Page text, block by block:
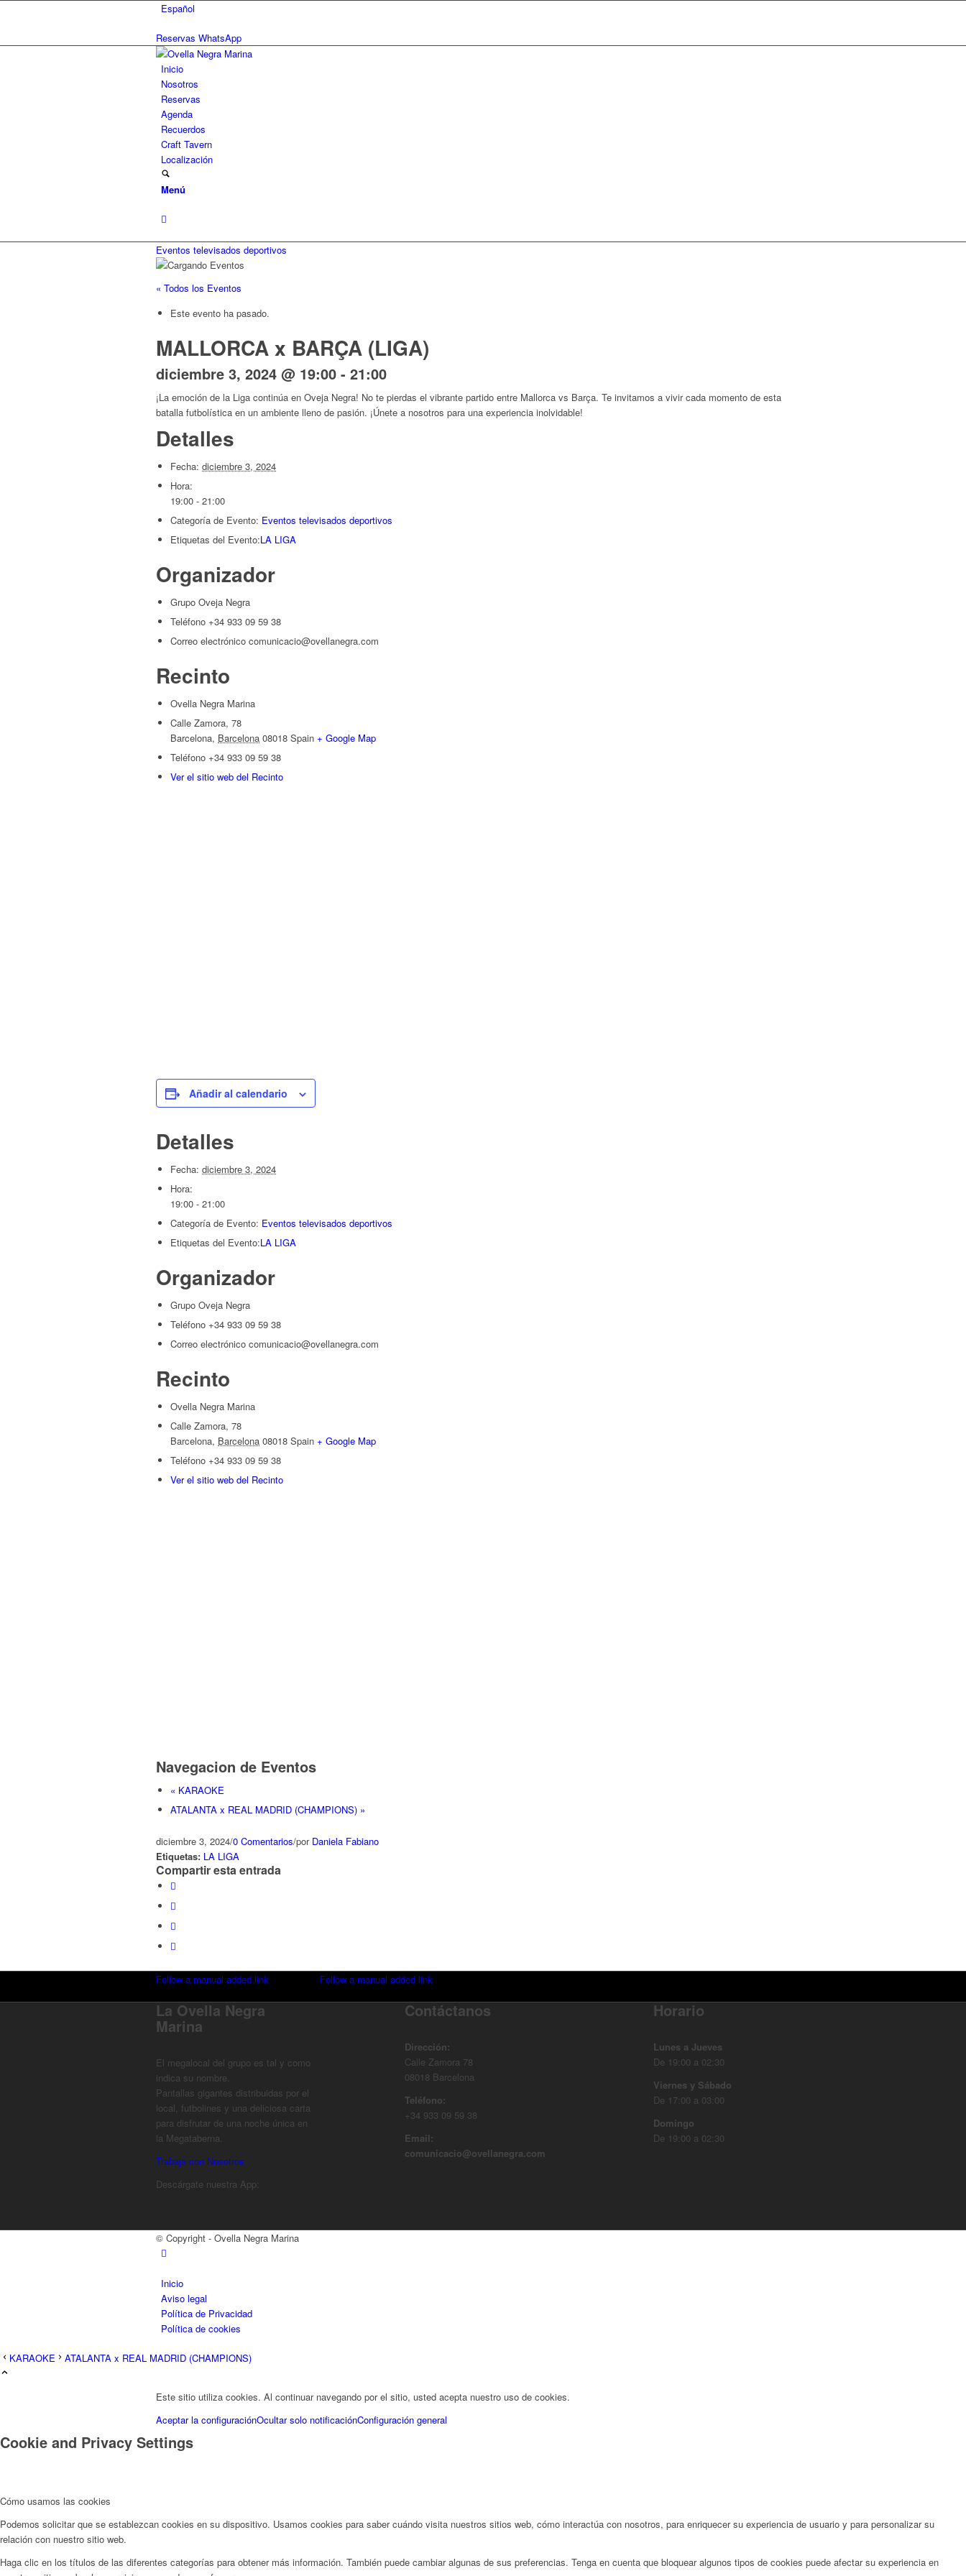
Español
Reservas WhatsApp
Inicio
Nosotros
Reservas
Agenda
Recuerdos
Craft Tavern
Localización
Menú
Eventos televisados deportivos
« Todos los Eventos
Este evento ha pasado.
MALLORCA x BARÇA (LIGA)
diciembre 3, 2024 @ 19:00 - 21:00
¡La emoción de la Liga continúa en Oveja Negra! No te pierdas el vibrante partido entre Mallorca vs Barça. Te invitamos a vivir cada momento de esta
batalla futbolística en un ambiente lleno de pasión. ¡Únete a nosotros para una experiencia inolvidable!
Detalles
Fecha: diciembre 3, 2024
Hora:
19:00 - 21:00
Categoría de Evento: Eventos televisados deportivos
Etiquetas del Evento:LA LIGA
Organizador
Grupo Oveja Negra
Teléfono +34 933 09 59 38
Correo electrónico comunicacio@ovellanegra.com
Recinto
Ovella Negra Marina
Calle Zamora, 78
Barcelona, Barcelona 08018 Spain + Google Map
Teléfono +34 933 09 59 38
Ver el sitio web del Recinto
Añadir al calendario
Detalles
Fecha: diciembre 3, 2024
Hora:
19:00 - 21:00
Categoría de Evento: Eventos televisados deportivos
Etiquetas del Evento:LA LIGA
Organizador
Grupo Oveja Negra
Teléfono +34 933 09 59 38
Correo electrónico comunicacio@ovellanegra.com
Recinto
Ovella Negra Marina
Calle Zamora, 78
Barcelona, Barcelona 08018 Spain + Google Map
Teléfono +34 933 09 59 38
Ver el sitio web del Recinto
Navegacion de Eventos
« KARAOKE
ATALANTA x REAL MADRID (CHAMPIONS) »
diciembre 3, 2024/0 Comentarios/por Daniela Fabiano
Etiquetas: LA LIGA
Compartir esta entrada
Follow a manual added link Follow a manual added link
La Ovella Negra
Marina
El megalocal del grupo es tal y como
indica su nombre.
Pantallas gigantes distribuidas por el
local, futbolines y una deliciosa carta
para disfrutar de una noche única en
la Megataberna.
Trabaja con Nosotros
Contáctanos
Dirección:
Calle Zamora 78
08018 Barcelona
Teléfono:
+34 933 09 59 38
Email:
comunicacio@ovellanegra.com
Horario
Lunes a Jueves
De 19:00 a 02:30
Viernes y Sábado
De 17:00 a 03:00
Domingo
De 19:00 a 02:30
Descárgate nuestra App:
© Copyright - Ovella Negra Marina
Inicio
Aviso legal
Política de Privacidad
Política de cookies
KARAOKE ATALANTA x REAL MADRID (CHAMPIONS)
Este sitio utiliza cookies. Al continuar navegando por el sitio, usted acepta nuestro uso de cookies.
Aceptar la configuraciónOcultar solo notificaciónConfiguración general
Cookie and Privacy Settings
Cómo usamos las cookies
Podemos solicitar que se establezcan cookies en su dispositivo. Usamos cookies para saber cuándo visita nuestros sitios web, cómo interactúa con nosotros, para enriquecer su experiencia de usuario y para personalizar su
relación con nuestro sitio web.
Haga clic en los títulos de las diferentes categorías para obtener más información. También puede cambiar algunas de sus preferencias. Tenga en cuenta que bloquear algunos tipos de cookies puede afectar su experiencia en